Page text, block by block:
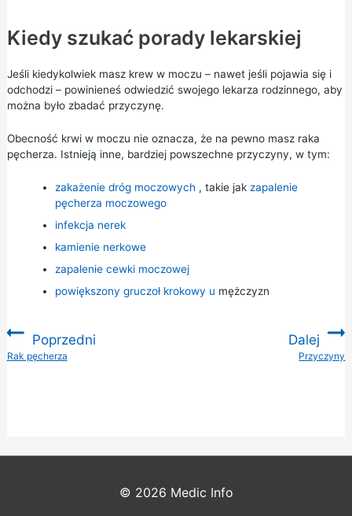
Kiedy szukać porady lekarskiej
Jeśli kiedykolwiek masz krew w moczu – nawet jeśli pojawia się i
odchodzi – powinieneś odwiedzić swojego lekarza rodzinnego, aby
można było zbadać przyczynę.
Obecność krwi w moczu nie oznacza, że na pewno masz raka
pęcherza. Istnieją inne, bardziej powszechne przyczyny, w tym:
zakażenie dróg moczowych , takie jak zapalenie
pęcherza moczowego
infekcja nerek
kamienie nerkowe
zapalenie cewki moczowej
powiększony gruczoł krokowy u mężczyzn
Poprzedni
:Rak pęcherza
Dalej
Przyczyny
© 2026 Medic Info